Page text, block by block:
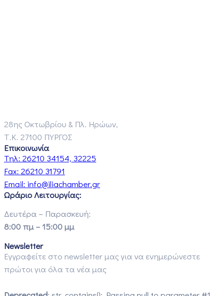
28ης Οκτωβρίου & Πλ. Ηρώων,
Τ.Κ. 27100 ΠΥΡΓΟΣ
Επικοινωνία
Τηλ: 26210 34154, 32225
Fax: 26210 31791
Email: info@iliachamber.gr
Ωράριο Λειτουργίας:
Δευτέρα – Παρασκευή:
8:00 πμ – 15:00 μμ
Newsletter
Εγγραφείτε στο newsletter μας για να ενημερώνεστε
πρώτοι για όλα τα νέα μας